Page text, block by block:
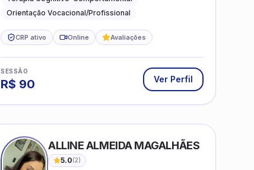
Orientação Vocacional/Profissional
CRP ativo Online Avaliações
SESSÃO
R$ 90 Ver Perfil
ALLINE ALMEIDA MAGALHÃES
5.0(2)